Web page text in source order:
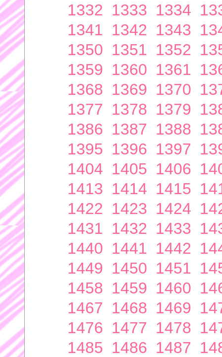
1332 1333 1334
1341 1342 1343
1350 1351 1352
1359 1360 1361
1368 1369 1370
1377 1378 1379
1386 1387 1388
1395 1396 1397
1404 1405 1406
1413 1414 1415
1422 1423 1424
1431 1432 1433
1440 1441 1442
1449 1450 1451
1458 1459 1460
1467 1468 1469
1476 1477 1478
1485 1486 1487